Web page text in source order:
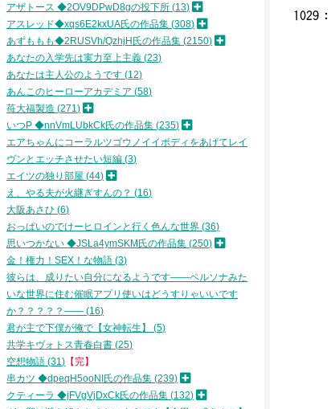
1029 ：
アザトース ◆2OV9DPwD8gの投下所 13
アスレッド◆xqs6E2kxUA氏の作品集 308
あずももも◆2RUSVh/QzhjH氏の作品集 2150
あなたの入学先は実力至上主義 23
あなたは主人公のようです 12
あんこのヒーローアカデミア 58
苺大福製造 271
いつP ◆nnVmLUbkCk氏の作品集 235
エアちゃんにコーラルツゴウノイイボディをあげてレイ
ヴンとエッチさせたい短編 3
エイツの独り部屋 44
え、やる夫が火継ぎすんの？
16
大阪あさひ 6
おっぱいのでけーヒロインと行く色んな世界 36
思いつかない ◆JSLa4ymSKM氏の作品集 250
金！権力！SEX！な物語 3
彼らは、成りたい自分になるようです――ペルソナみた
いな世界に住む催眠アプリ使いはどうすりゃいいです
か？？？？？―― 16
君が主で下僕が俺で【女神転生】
5
共学キヴォトス青春白書 25
空想物語 31
【完】
串カツ ◆dpeqH5ooNI氏の作品集 239
クティーラ ◆jFVgVjDxCk氏の作品集 132